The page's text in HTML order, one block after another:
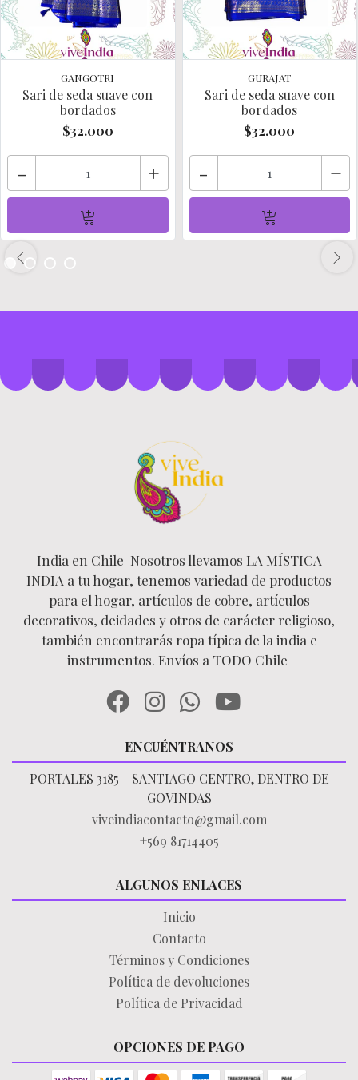
GANGOTRI
Sari de seda suave con
bordados
$32.000
- +
GURAJAT
Sari de seda suave con
bordados
$32.000
- +
India en Chile Nosotros llevamos LA MÍSTICA
INDIA a tu hogar, tenemos variedad de productos
para el hogar, artículos de cobre, artículos
decorativos, deidades y otros de carácter religioso,
también encontrarás ropa típica de la india e
instrumentos. Envíos a TODO Chile
ENCUÉNTRANOS
PORTALES 3185 - SANTIAGO CENTRO, DENTRO DE
GOVINDAS
viveindiacontacto@gmail.com
+569 81714405
ALGUNOS ENLACES
Inicio
Contacto
Términos y Condiciones
Política de devoluciones
Política de Privacidad
OPCIONES DE PAGO